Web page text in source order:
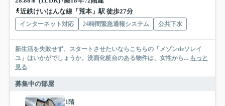
近鉄けいはんな線「荒本」駅 徒歩27分
インターネット対応 24時間緊急通報システム 公共下水
新生活を失敗せず、スタートさせたいならこちらの「メゾンdeソレイ
ユ」はいかがでしょうか。洗面化粧台のある物件は、女性から... もっと
見る
募集中の部屋
1階